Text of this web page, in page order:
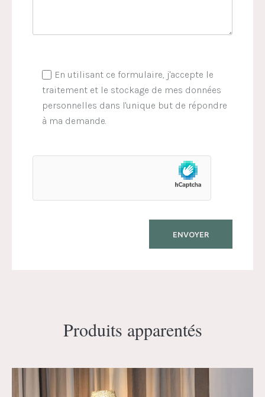
En utilisant ce formulaire, j'accepte le
traitement et le stockage de mes données
personnelles dans l'unique but de répondre
à ma demande.
Produits apparentés